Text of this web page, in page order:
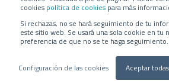
cookies política de cookies para más
Si rechazas, no se hará seguimiento de tu
este sitio web. Se usará una sola cookie en tu
preferencia de que no se te haga seguimiento.
Configuración de las cookies Aceptar todas